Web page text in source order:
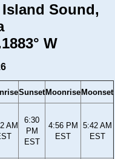
Sound,
W
Sunset Moonrise Moonset
AM
6:30
PM
EST
4:56 PM
EST
5:42 AM
EST